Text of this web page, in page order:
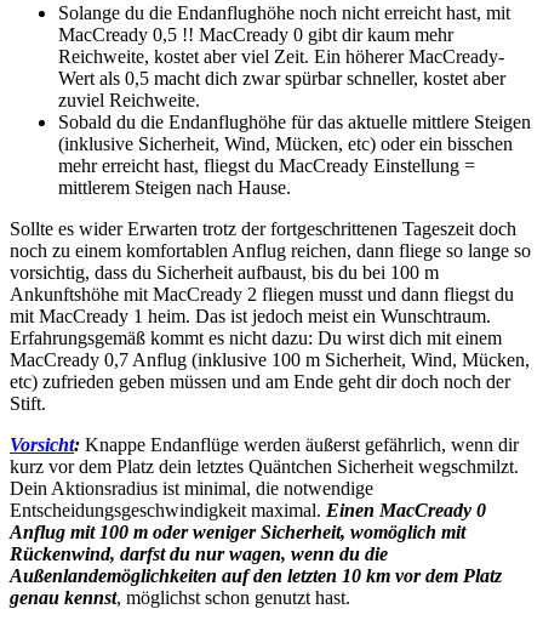
Solange du die Endanflughöhe noch nicht erreicht hast, mit
MacCready 0,5 !! MacCready 0 gibt dir kaum mehr
Reichweite, kostet aber viel Zeit. Ein höherer MacCready-
Wert als 0,5 macht dich zwar spürbar schneller, kostet aber
zuviel Reichweite.
Sobald du die Endanflughöhe für das aktuelle mittlere Steigen
(inklusive Sicherheit, Wind, Mücken, etc) oder ein bisschen
mehr erreicht hast, fliegst du MacCready Einstellung =
mittlerem Steigen nach Hause.
Sollte es wider Erwarten trotz der fortgeschrittenen Tageszeit doch
noch zu einem komfortablen Anflug reichen, dann fliege so lange so
vorsichtig, dass du Sicherheit aufbaust, bis du bei 100 m
Ankunftshöhe mit MacCready 2 fliegen musst und dann fliegst du
mit MacCready 1 heim. Das ist jedoch meist ein Wunschtraum.
Erfahrungsgemäß kommt es nicht dazu: Du wirst dich mit einem
MacCready 0,7 Anflug (inklusive 100 m Sicherheit, Wind, Mücken,
etc) zufrieden geben müssen und am Ende geht dir doch noch der
Stift.
Vorsicht: Knappe Endanflüge werden äußerst gefährlich, wenn dir
kurz vor dem Platz dein letztes Quäntchen Sicherheit wegschmilzt.
Dein Aktionsradius ist minimal, die notwendige
Entscheidungsgeschwindigkeit maximal. Einen MacCready 0
Anflug mit 100 m oder weniger Sicherheit, womöglich mit
Rückenwind, darfst du nur wagen, wenn du die
Außenlandemöglichkeiten auf den letzten 10 km vor dem Platz
genau kennst, möglichst schon genutzt hast.